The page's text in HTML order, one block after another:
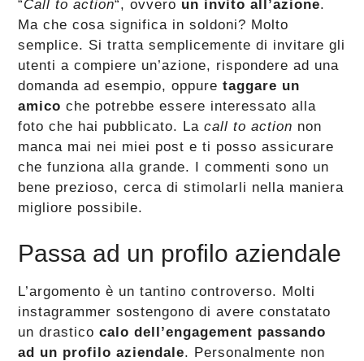
“Call to action“, ovvero un invito all’azione.
Ma che cosa significa in soldoni? Molto
semplice. Si tratta semplicemente di invitare gli
utenti a compiere un’azione, rispondere ad una
domanda ad esempio, oppuretaggare un
amico che potrebbe essere interessato alla
foto che hai pubblicato. Lacall to action non
manca mai nei miei post e ti posso assicurare
che funziona alla grande. I commenti sono un
bene prezioso, cerca di stimolarli nella maniera
migliore possibile.
Passa ad un profilo aziendale
L’argomento è un tantino controverso. Molti
instagrammer sostengono di avere constatato
un drasticocalo dell’engagement passando
ad un profilo aziendale. Personalmente non